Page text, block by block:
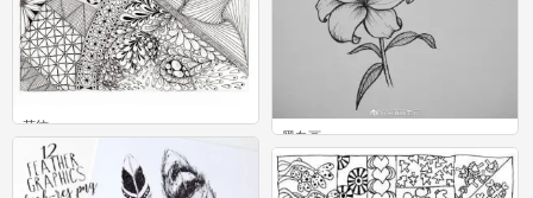
黑白画
11
花纹
0